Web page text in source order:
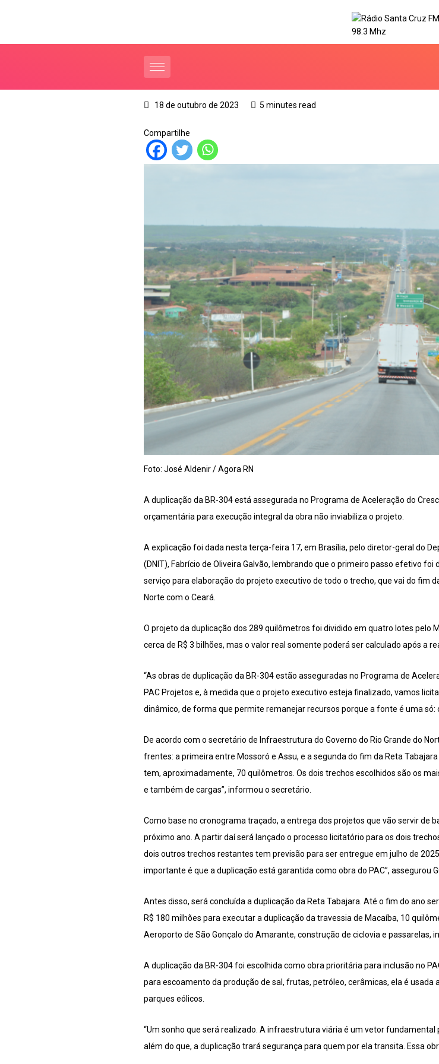
18 de outubro de 2023 5 minutes read
Compartilhe
Foto: José Aldenir / Agora RN
A duplicação da BR-304 está assegurada no Programa de Aceleração do
orçamentária para execução integral da obra não inviabiliza o projeto.
A explicação foi dada nesta terça-feira 17, em Brasília, pelo diretor-geral do
(DNIT), Fabrício de Oliveira Galvão, lembrando que o primeiro passo efetivo
serviço para elaboração do projeto executivo de todo o trecho, que vai do fim
Norte com o Ceará.
O projeto da duplicação dos 289 quilômetros foi dividido em quatro lotes pelo
cerca de R$ 3 bilhões, mas o valor real somente poderá ser calculado após a
“As obras de duplicação da BR-304 estão asseguradas no Programa de
PAC Projetos e, à medida que o projeto executivo esteja finalizado, vamos
dinâmico, de forma que permite remanejar recursos porque a fonte é uma só: o
De acordo com o secretário de Infraestrutura do Governo do Rio Grande do
frentes: a primeira entre Mossoró e Assu, e a segunda do fim da Reta
tem, aproximadamente, 70 quilômetros. Os dois trechos escolhidos são os
e também de cargas”, informou o secretário.
Como base no cronograma traçado, a entrega dos projetos que vão servir de
próximo ano. A partir daí será lançado o processo licitatório para os dois
dois outros trechos restantes tem previsão para ser entregue em julho de
importante é que a duplicação está garantida como obra do PAC”, assegurou
Antes disso, será concluída a duplicação da Reta Tabajara. Até o fim do ano
R$ 180 milhões para executar a duplicação da travessia de Macaíba, 10
Aeroporto de São Gonçalo do Amarante, construção de ciclovia e passarelas,
A duplicação da BR-304 foi escolhida como obra prioritária para inclusão no
para escoamento da produção de sal, frutas, petróleo, cerâmicas, ela é
parques eólicos.
“Um sonho que será realizado. A infraestrutura viária é um vetor
além do que, a duplicação trará segurança para quem por ela transita. Essa